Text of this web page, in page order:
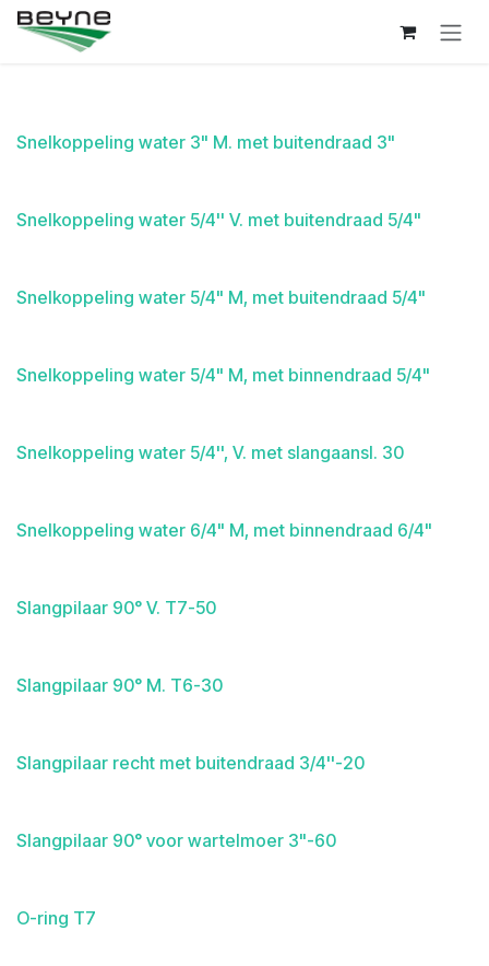
Overslaan naar inhoud
Snelkoppeling water 3" M. met buitendraad 3"
Snelkoppeling water 5/4'' V. met buitendraad 5/4"
Snelkoppeling water 5/4" M, met buitendraad 5/4"
Snelkoppeling water 5/4" M, met binnendraad 5/4"
Snelkoppeling water 5/4'', V. met slangaansl. 30
Snelkoppeling water 6/4" M, met binnendraad 6/4"
Slangpilaar 90° V. T7-50
Slangpilaar 90° M. T6-30
Slangpilaar recht met buitendraad 3/4''-20
Slangpilaar 90° voor wartelmoer 3"-60
O-ring T7